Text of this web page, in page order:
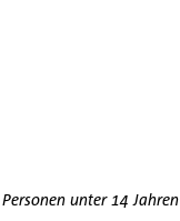
unter 14 Jahren